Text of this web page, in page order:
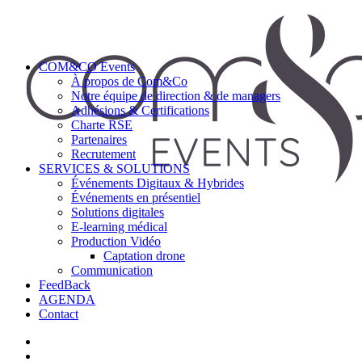
COM&CO Events
À propos de Com&Co
Notre équipe de direction & de managers
Adhésions & Certifications
Charte RSE
Partenaires
Recrutement
SERVICES & SOLUTIONS
Événements Digitaux & Hybrides
Événements en présentiel
Solutions digitales
E-learning médical
Production Vidéo
Captation drone
Communication
FeedBack
AGENDA
Contact